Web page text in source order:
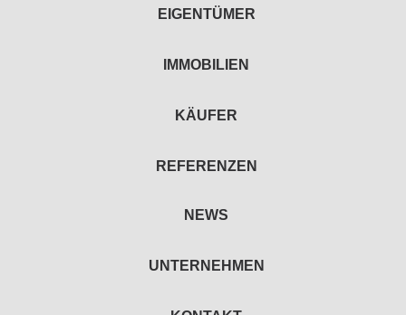
EIGENTÜMER
IMMOBILIEN
KÄUFER
REFERENZEN
NEWS
UNTERNEHMEN